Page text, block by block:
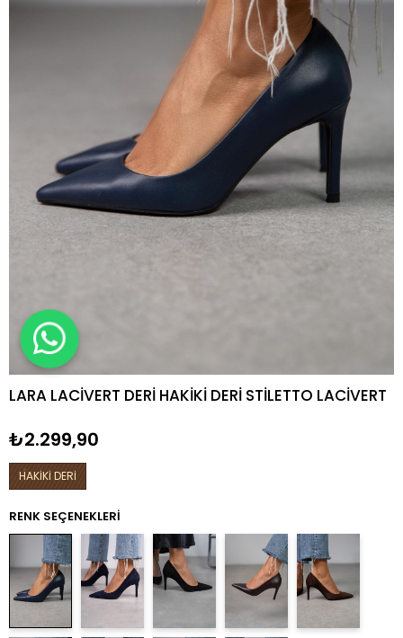
LARA LACİVERT DERİ HAKİKİ DERİ STİLETTO LACİVERT
₺2.299,90
HAKİKİ DERİ
RENK SEÇENEKLERI